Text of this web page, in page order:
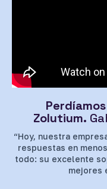
Zolutium.
“Hoy, nuestra
respuestas en
todo: su excelente
mejores